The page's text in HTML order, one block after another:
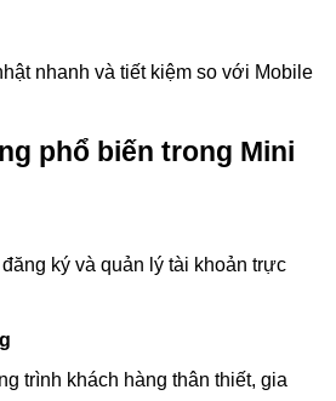
nhanh và tiết kiệm so với Mobile
phổ biến trong Mini
ký và quản lý tài khoản trực
trình khách hàng thân thiết, gia